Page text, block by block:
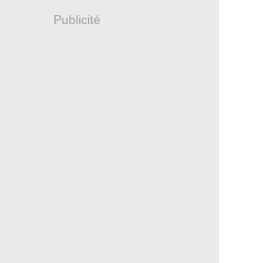
Publicité